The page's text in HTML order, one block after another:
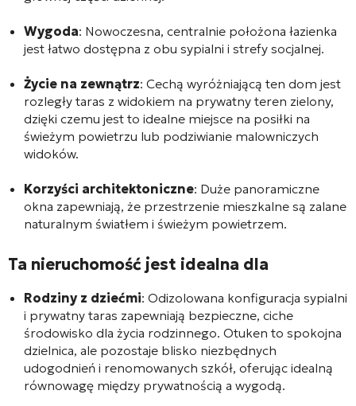
Wygoda: Nowoczesna, centralnie położona łazienka
jest łatwo dostępna z obu sypialni i strefy socjalnej.
Życie na zewnątrz: Cechą wyróżniającą ten dom jest
rozległy taras z widokiem na prywatny teren zielony,
dzięki czemu jest to idealne miejsce na posiłki na
świeżym powietrzu lub podziwianie malowniczych
widoków.
Korzyści architektoniczne: Duże panoramiczne
okna zapewniają, że przestrzenie mieszkalne są zalane
naturalnym światłem i świeżym powietrzem.
Ta nieruchomość jest idealna dla
Rodziny z dziećmi: Odizolowana konfiguracja sypialni
i prywatny taras zapewniają bezpieczne, ciche
środowisko dla życia rodzinnego. Otuken to spokojna
dzielnica, ale pozostaje blisko niezbędnych
udogodnień i renomowanych szkół, oferując idealną
równowagę między prywatnością a wygodą.